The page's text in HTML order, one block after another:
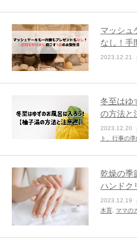
マッシュ
なし！手
2023.12.21
冬至はゆ
の方法と
2023.12.20
ト、行事の
乾燥の季
ハンドク
2023.12.19
木育, ママの